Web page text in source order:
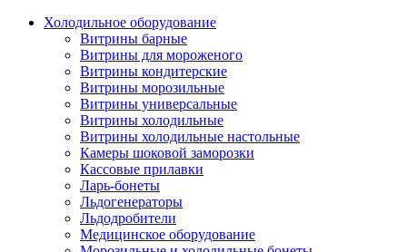
Холодильное оборудование
Витрины барные
Витрины для мороженого
Витрины кондитерские
Витрины морозильные
Витрины универсальные
Витрины холодильные
Витрины холодильные настольные
Камеры шоковой заморозки
Кассовые прилавки
Ларь-бонеты
Льдогенераторы
Льдодробители
Медицинское оборудование